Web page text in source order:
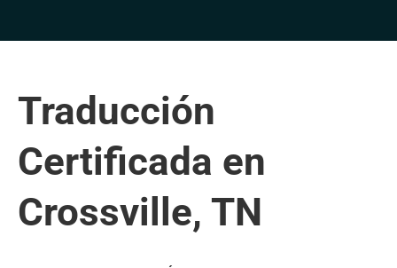
Traducción
Certificada en
Crossville, TN